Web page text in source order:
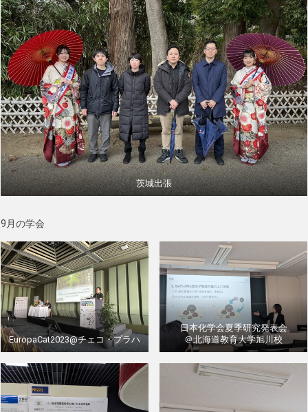
茨城出張
9月の学会
EuropaCat2023@チェコ・プラハ
日本化学会夏季研究発表会
＠北海道教育大学旭川校